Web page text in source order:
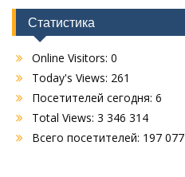
Статистика
Online Visitors: 0
Today's Views: 261
Посетителей сегодня: 6
Total Views: 3 346 314
Всего посетителей: 197 077